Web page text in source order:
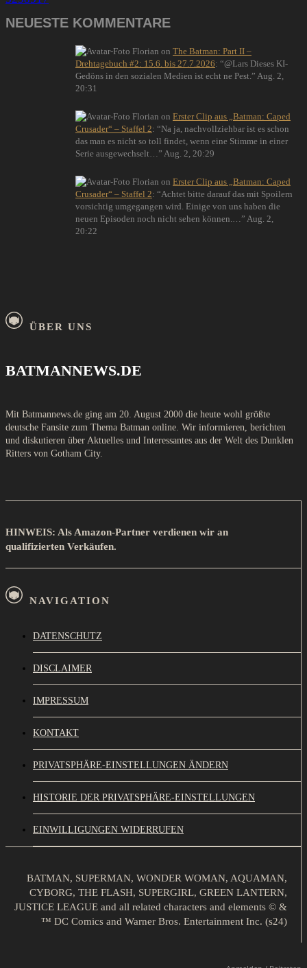
NEUESTE KOMMENTARE
Florian on The Batman: Part II –
Drehtagebuch #2: 15.6. bis 27.7.2026: “@Lars Dieses KI-
Gedöns in den sozialen Medien ist echt ne Pest. ” Aug. 2,
20:31
Florian on Erster Clip aus „Batman: Caped
Crusader“ – Staffel 2: “Na ja, nachvollziehbar ist es schon
das man es nicht so toll findet, wenn eine Stimme in einer
Serie ausgewechselt… ” Aug. 2, 20:29
Florian on Erster Clip aus „Batman: Caped
Crusader“ – Staffel 2: “Achtet bitte darauf das mit Spoilern
vorsichtig umgegangen wird. Einige von uns haben die
neuen Episoden noch nicht sehen können.… ” Aug. 2,
20:22
ÜBER UNS
BATMANNEWS.DE
Mit Batmannews.de ging am 20. August 2000 die heute wohl größte
deutsche Fansite zum Thema Batman online. Wir informieren, berichten
und diskutieren über Aktuelles und Interessantes aus der Welt des Dunklen
Ritters von Gotham City.
HINWEIS: Als Amazon-Partner verdienen wir an
qualifizierten Verkäufen.
NAVIGATION
DATENSCHUTZ
DISCLAIMER
IMPRESSUM
KONTAKT
PRIVATSPHÄRE-EINSTELLUNGEN ÄNDERN
HISTORIE DER PRIVATSPHÄRE-EINSTELLUNGEN
EINWILLIGUNGEN WIDERRUFEN
BATMAN, SUPERMAN, WONDER WOMAN, AQUAMAN,
CYBORG, THE FLASH, SUPERGIRL, GREEN LANTERN,
JUSTICE LEAGUE and all related characters and elements © &
™ DC Comics and Warner Bros. Entertainment Inc. (s24)